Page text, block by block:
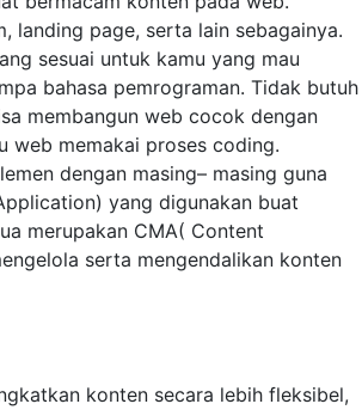
landing page, serta lain sebagainya.
sesuai untuk kamu yang mau
bahasa pemrograman. Tidak butuh
membangun web cocok dengan
web memakai proses coding.
dengan masing– masing guna
yang digunakan buat
merupakan CMA( Content
serta mengendalikan konten
konten secara lebih fleksibel,